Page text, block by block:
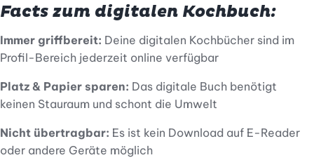
Facts zum digitalen Kochbuch:
Immer griffbereit: Deine digitalen Kochbücher sind im
Profil-Bereich jederzeit online verfügbar
Platz & Papier sparen: Das digitale Buch benötigt
keinen Stauraum und schont die Umwelt
Nicht übertragbar: Es ist kein Download auf E-Reader
oder andere Geräte möglich